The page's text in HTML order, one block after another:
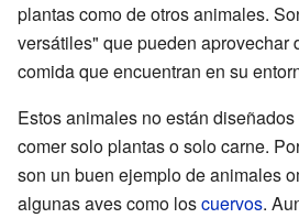
plantas como de otros animales.
versátiles" que pueden aprovechar
comida que encuentran en su
Estos animales no están
comer solo plantas o solo carne.
son un buen ejemplo de animales
algunas aves como loscuervos.